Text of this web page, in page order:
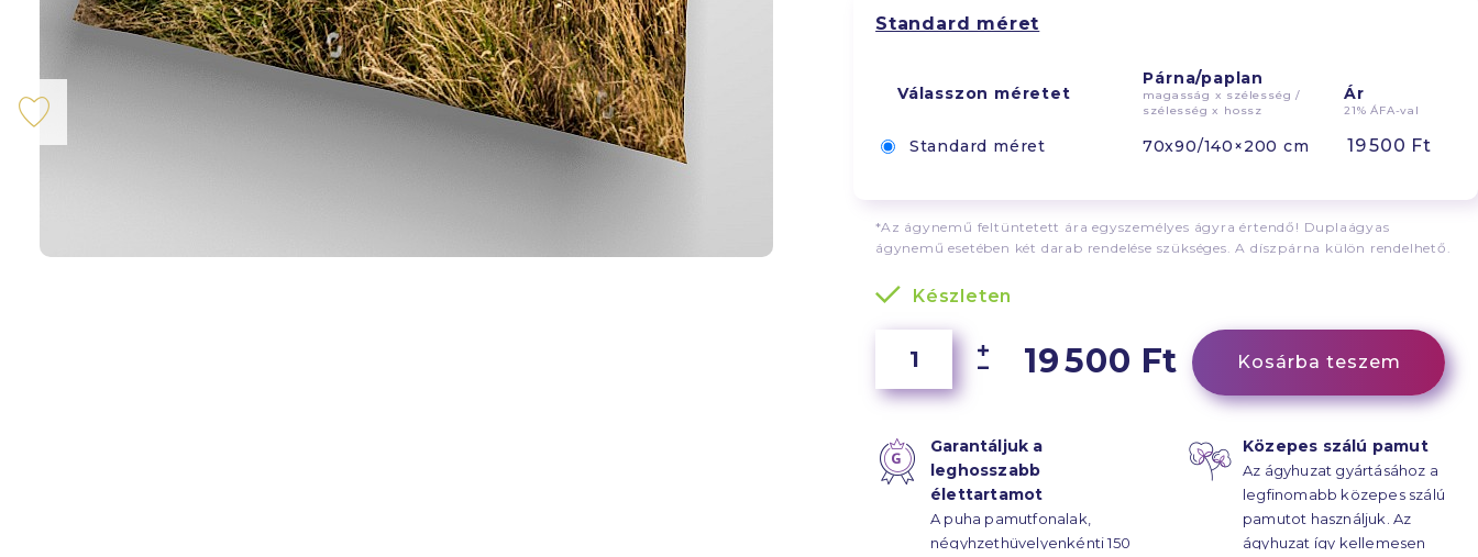
Standard méret
Válasszon méretet
Párna/paplan
magasság x szélesség /
szélesség x hossz
Ár
21% ÁFA-val
Standard méret 70x90/140×200 cm 19 500 Ft
*Az ágynemű feltüntetett ára egyszemélyes ágyra értendő! Duplaágyas
ágynemű esetében két darab rendelése szükséges. A díszpárna külön rendelhető.
Készleten
19 500 Ft Kosárba teszem
Garantáljuk a
leghosszabb
élettartamot
A puha pamutfonalak,
négyhzethüvelyenkénti 150
Közepes szálú pamut
Az ágyhuzat gyártásához a
legfinomabb közepes szálú
pamutot használjuk. Az
ágyhuzat így kellemesen